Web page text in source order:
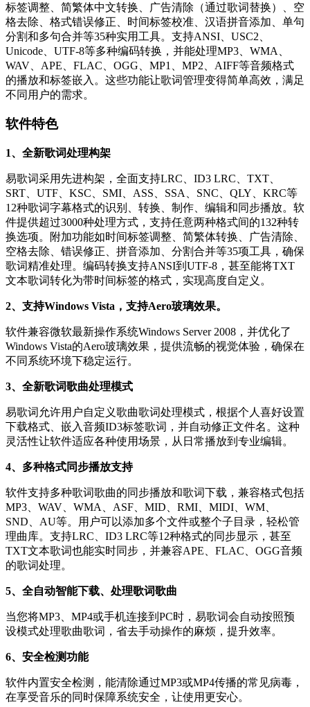
标签调整、简繁体中文转换、广告清除（通过歌词替换）、空
格去除、格式错误修正、时间标签校准、汉语拼音添加、单句
分割和多句合并等35种实用工具。支持ANSI、USC2、
Unicode、UTF-8等多种编码转换，并能处理MP3、WMA、
WAV、APE、FLAC、OGG、MP1、MP2、AIFF等音频格式
的播放和标签嵌入。这些功能让歌词管理变得简单高效，满足
不同用户的需求。
软件特色
1、全新歌词处理构架
易歌词采用先进构架，全面支持LRC、ID3 LRC、TXT、
SRT、UTF、KSC、SMI、ASS、SSA、SNC、QLY、KRC等
12种歌词字幕格式的识别、转换、制作、编辑和同步播放。软
件提供超过3000种处理方式，支持任意两种格式间的132种转
换选项。附加功能如时间标签调整、简繁体转换、广告清除、
空格去除、错误修正、拼音添加、分割合并等35项工具，确保
歌词精准处理。编码转换支持ANSI到UTF-8，甚至能将TXT
文本歌词转化为带时间标签的格式，实现高度自定义。
2、支持Windows Vista，支持Aero玻璃效果。
软件兼容微软最新操作系统Windows Server 2008，并优化了
Windows Vista的Aero玻璃效果，提供流畅的视觉体验，确保在
不同系统环境下稳定运行。
3、全新歌词歌曲处理模式
易歌词允许用户自定义歌曲歌词处理模式，根据个人喜好设置
下载格式、嵌入音频ID3标签歌词，并自动修正文件名。这种
灵活性让软件适应各种使用场景，从日常播放到专业编辑。
4、多种格式同步播放支持
软件支持多种歌词歌曲的同步播放和歌词下载，兼容格式包括
MP3、WAV、WMA、ASF、MID、RMI、MIDI、WM、
SND、AU等。用户可以添加多个文件或整个子目录，轻松管
理曲库。支持LRC、ID3 LRC等12种格式的同步显示，甚至
TXT文本歌词也能实时同步，并兼容APE、FLAC、OGG音频
的歌词处理。
5、全自动智能下载、处理歌词歌曲
当您将MP3、MP4或手机连接到PC时，易歌词会自动按照预
设模式处理歌曲歌词，省去手动操作的麻烦，提升效率。
6、安全检测功能
软件内置安全检测，能清除通过MP3或MP4传播的常见病毒，
在享受音乐的同时保障系统安全，让使用更安心。